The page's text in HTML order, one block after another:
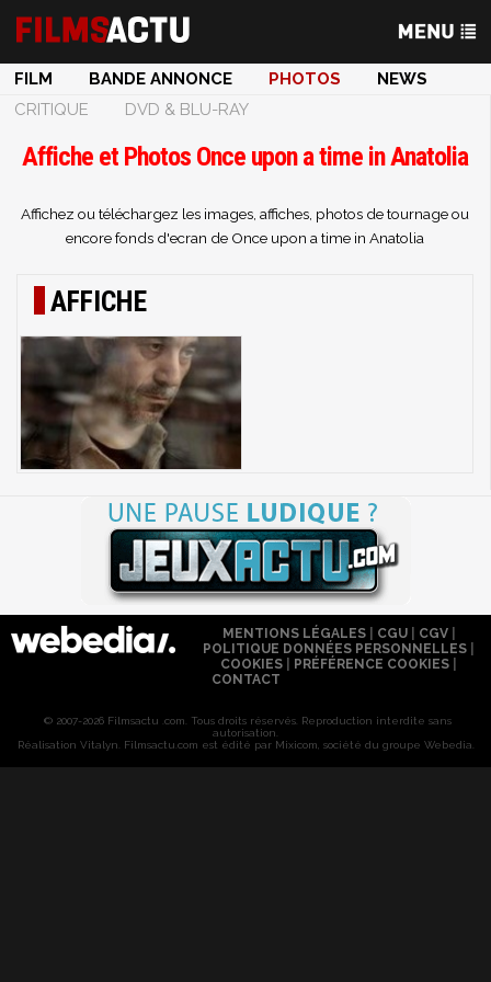
FILM BANDE ANNONCE PHOTOS
NEWS
CRITIQUE
DVD & BLU-RAY
Affiche et Photos Once upon a time in Anatolia
Affichez ou téléchargez les images, affiches, photos de tournage ou
encore fonds d'ecran de Once upon a time in Anatolia
AFFICHE
MENTIONS LÉGALES| CGU| CGV|
POLITIQUE DONNÉES PERSONNELLES
COOKIES
PRÉFÉRENCE COOKIES
CONTACT
© 2007-2026 Filmsactu .com. Tous droits réservés. Reproduction interdite sans
autorisation.
Réalisation Vitalyn . Filmsactu .com est édité par Mixicom, société du groupe Webedia.